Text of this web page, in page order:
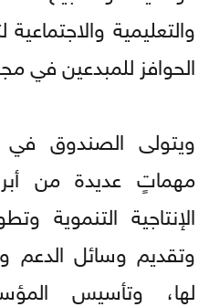
والتعليمية
الحوافز للمبدعين في
ويتولى الصندوق
مهماتٍ عديدة من
الإنتاجية التنموية
وتقديم وسائل الدعم
لها، وتأسيس